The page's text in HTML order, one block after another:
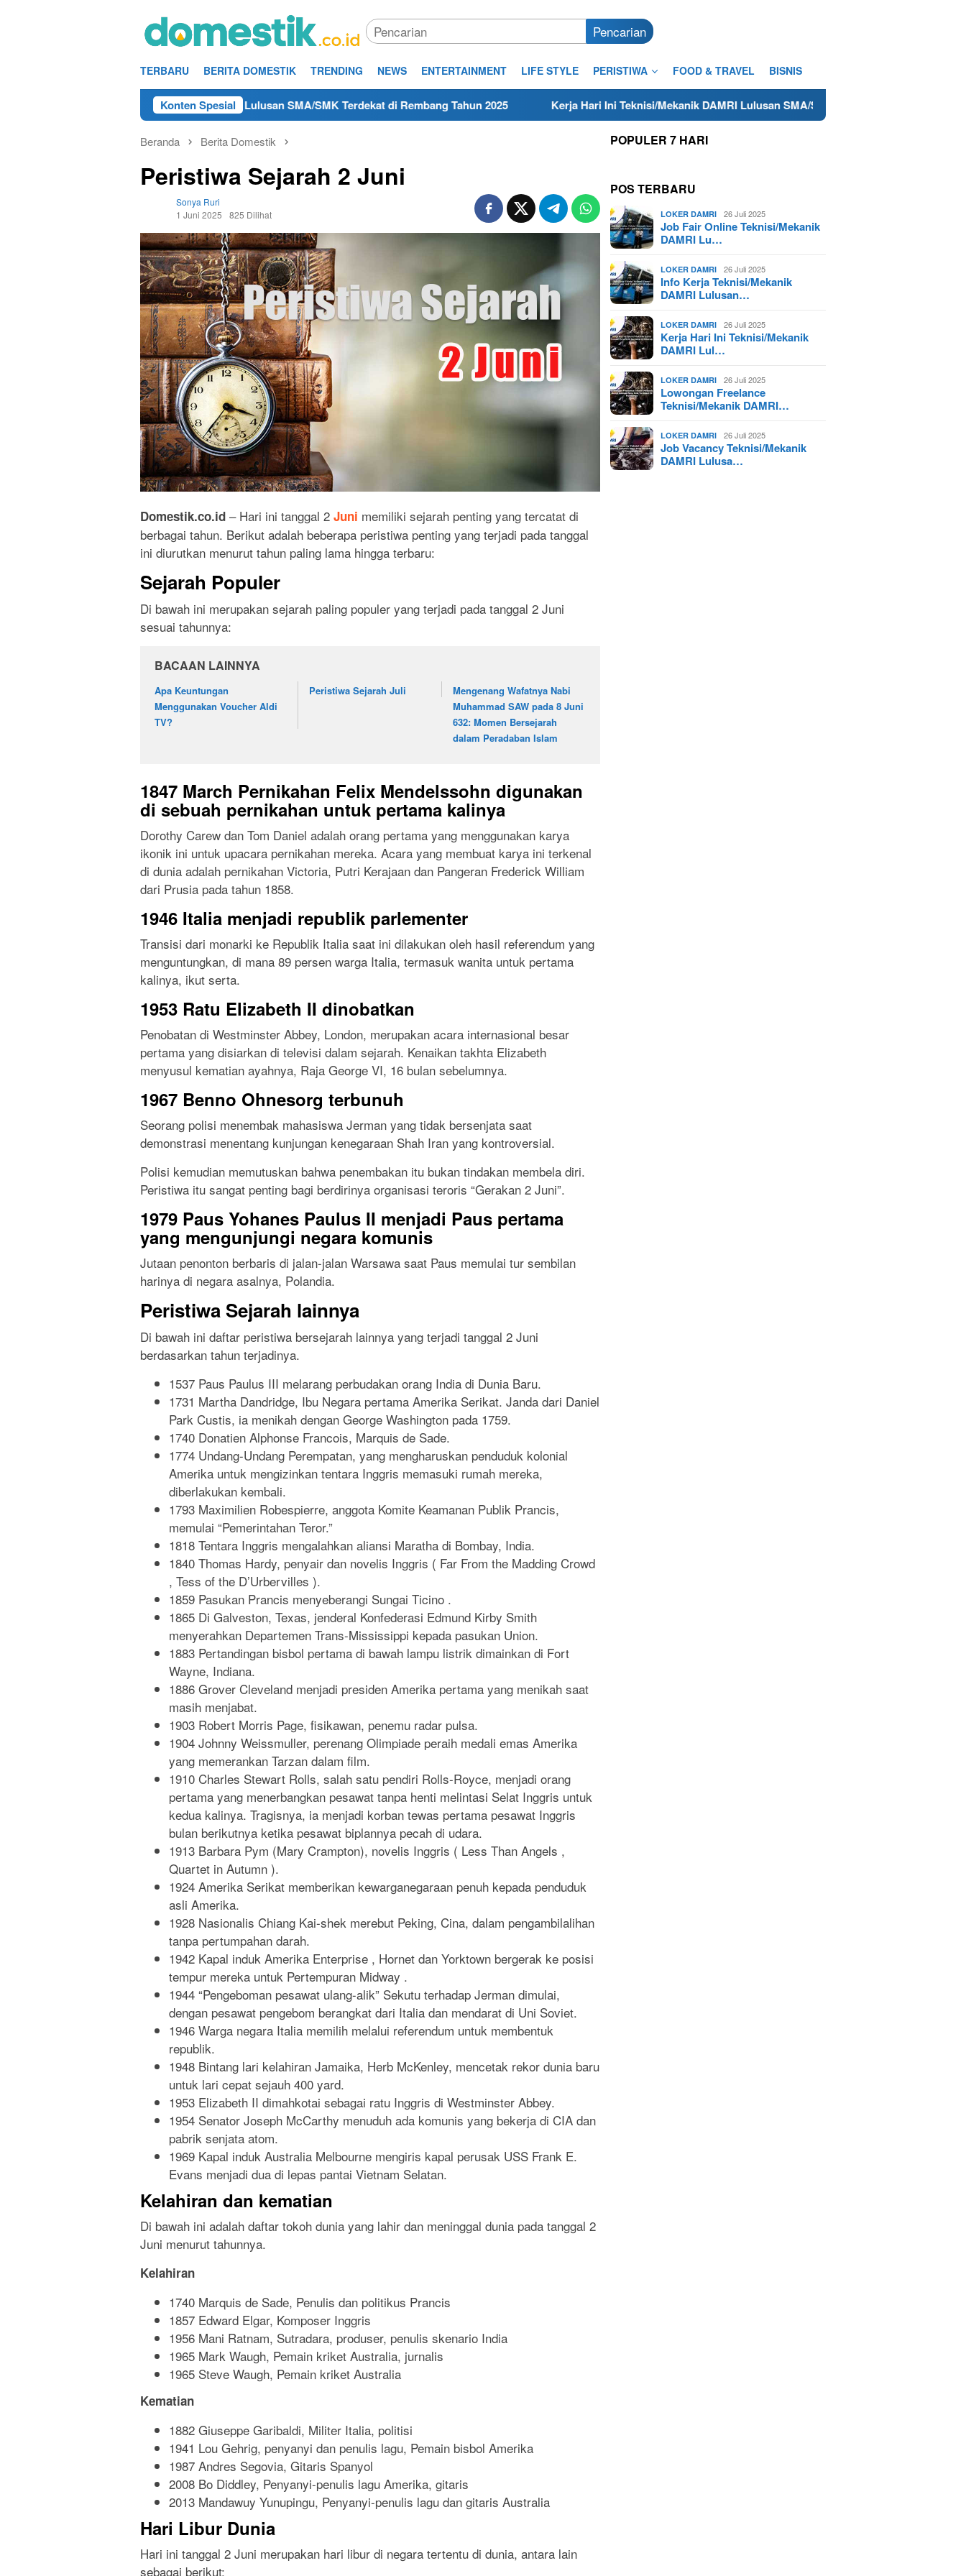
Pencarian
TERBARU BERITA DOMESTIK TRENDING NEWS ENTERTAINMENT LIFE STYLE PERISTIWA FOOD & TRAVEL BISNIS
Konten Spesial
Kerja Teknisi/Mekanik DAMRI Lulusan SMA/SMK Terdekat di Rembang Tahun 2025 Kerja Hari Ini Teknisi/Mekanik DAMRI Lulusan SMA/SMK Terdekat di Cilacap Tahun 2025
Beranda Berita Domestik
Peristiwa Sejarah 2 Juni
Sonya Ruri
1 Juni 2025
825 Dilihat
Domestik.co.id – Hari ini tanggal 2 Juni memiliki sejarah penting yang tercatat di
berbagai tahun. Berikut adalah beberapa peristiwa penting yang terjadi pada tanggal
ini diurutkan menurut tahun paling lama hingga terbaru:
Sejarah Populer
Di bawah ini merupakan sejarah paling populer yang terjadi pada tanggal 2 Juni
sesuai tahunnya:
BACAAN LAINNYA
Apa Keuntungan
Menggunakan Voucher Aldi
TV?
Peristiwa Sejarah Juli
Mengenang Wafatnya Nabi
Muhammad SAW pada 8 Juni
632: Momen Bersejarah
dalam Peradaban Islam
1847 March Pernikahan Felix Mendelssohn digunakan
di sebuah pernikahan untuk pertama kalinya
Dorothy Carew dan Tom Daniel adalah orang pertama yang menggunakan karya
ikonik ini untuk upacara pernikahan mereka. Acara yang membuat karya ini terkenal
di dunia adalah pernikahan Victoria, Putri Kerajaan dan Pangeran Frederick William
dari Prusia pada tahun 1858.
1946 Italia menjadi republik parlementer
Transisi dari monarki ke Republik Italia saat ini dilakukan oleh hasil referendum yang
menguntungkan, di mana 89 persen warga Italia, termasuk wanita untuk pertama
kalinya, ikut serta.
1953 Ratu Elizabeth II dinobatkan
Penobatan di Westminster Abbey, London, merupakan acara internasional besar
pertama yang disiarkan di televisi dalam sejarah. Kenaikan takhta Elizabeth
menyusul kematian ayahnya, Raja George VI, 16 bulan sebelumnya.
1967 Benno Ohnesorg terbunuh
Seorang polisi menembak mahasiswa Jerman yang tidak bersenjata saat
demonstrasi menentang kunjungan kenegaraan Shah Iran yang kontroversial.
Polisi kemudian memutuskan bahwa penembakan itu bukan tindakan membela diri.
Peristiwa itu sangat penting bagi berdirinya organisasi teroris “Gerakan 2 Juni”.
1979 Paus Yohanes Paulus II menjadi Paus pertama
yang mengunjungi negara komunis
Jutaan penonton berbaris di jalan-jalan Warsawa saat Paus memulai tur sembilan
harinya di negara asalnya, Polandia.
Peristiwa Sejarah lainnya
Di bawah ini daftar peristiwa bersejarah lainnya yang terjadi tanggal 2 Juni
berdasarkan tahun terjadinya.
1537 Paus Paulus III melarang perbudakan orang India di Dunia Baru.
1731 Martha Dandridge, Ibu Negara pertama Amerika Serikat. Janda dari Daniel
Park Custis, ia menikah dengan George Washington pada 1759.
1740 Donatien Alphonse Francois, Marquis de Sade.
1774 Undang-Undang Perempatan, yang mengharuskan penduduk kolonial
Amerika untuk mengizinkan tentara Inggris memasuki rumah mereka,
diberlakukan kembali.
1793 Maximilien Robespierre, anggota Komite Keamanan Publik Prancis,
memulai “Pemerintahan Teror.”
1818 Tentara Inggris mengalahkan aliansi Maratha di Bombay, India.
1840 Thomas Hardy, penyair dan novelis Inggris ( Far From the Madding Crowd
, Tess of the D’Urbervilles ).
1859 Pasukan Prancis menyeberangi Sungai Ticino .
1865 Di Galveston, Texas, jenderal Konfederasi Edmund Kirby Smith
menyerahkan Departemen Trans-Mississippi kepada pasukan Union.
1883 Pertandingan bisbol pertama di bawah lampu listrik dimainkan di Fort
Wayne, Indiana.
1886 Grover Cleveland menjadi presiden Amerika pertama yang menikah saat
masih menjabat.
1903 Robert Morris Page, fisikawan, penemu radar pulsa.
1904 Johnny Weissmuller, perenang Olimpiade peraih medali emas Amerika
yang memerankan Tarzan dalam film.
1910 Charles Stewart Rolls, salah satu pendiri Rolls-Royce, menjadi orang
pertama yang menerbangkan pesawat tanpa henti melintasi Selat Inggris untuk
kedua kalinya. Tragisnya, ia menjadi korban tewas pertama pesawat Inggris
bulan berikutnya ketika pesawat biplannya pecah di udara.
1913 Barbara Pym (Mary Crampton), novelis Inggris ( Less Than Angels ,
Quartet in Autumn ).
1924 Amerika Serikat memberikan kewarganegaraan penuh kepada penduduk
asli Amerika.
1928 Nasionalis Chiang Kai-shek merebut Peking, Cina, dalam pengambilalihan
tanpa pertumpahan darah.
1942 Kapal induk Amerika Enterprise , Hornet dan Yorktown bergerak ke posisi
tempur mereka untuk Pertempuran Midway .
1944 “Pengeboman pesawat ulang-alik” Sekutu terhadap Jerman dimulai,
dengan pesawat pengebom berangkat dari Italia dan mendarat di Uni Soviet.
1946 Warga negara Italia memilih melalui referendum untuk membentuk
republik.
1948 Bintang lari kelahiran Jamaika, Herb McKenley, mencetak rekor dunia baru
untuk lari cepat sejauh 400 yard.
1953 Elizabeth II dimahkotai sebagai ratu Inggris di Westminster Abbey.
1954 Senator Joseph McCarthy menuduh ada komunis yang bekerja di CIA dan
pabrik senjata atom.
1969 Kapal induk Australia Melbourne mengiris kapal perusak USS Frank E.
Evans menjadi dua di lepas pantai Vietnam Selatan.
Kelahiran dan kematian
Di bawah ini adalah daftar tokoh dunia yang lahir dan meninggal dunia pada tanggal 2
Juni menurut tahunnya.
Kelahiran
1740 Marquis de Sade, Penulis dan politikus Prancis
1857 Edward Elgar, Komposer Inggris
1956 Mani Ratnam, Sutradara, produser, penulis skenario India
1965 Mark Waugh, Pemain kriket Australia, jurnalis
1965 Steve Waugh, Pemain kriket Australia
Kematian
1882 Giuseppe Garibaldi, Militer Italia, politisi
1941 Lou Gehrig, penyanyi dan penulis lagu, Pemain bisbol Amerika
1987 Andres Segovia, Gitaris Spanyol
2008 Bo Diddley, Penyanyi-penulis lagu Amerika, gitaris
2013 Mandawuy Yunupingu, Penyanyi-penulis lagu dan gitaris Australia
Hari Libur Dunia
Hari ini tanggal 2 Juni merupakan hari libur di negara tertentu di dunia, antara lain
sebagai berikut:
POPULER 7 HARI
POS TERBARU
LOKER DAMRI 26 Juli 2025
Job Fair Online Teknisi/Mekanik
DAMRI Lu…
LOKER DAMRI 26 Juli 2025
Info Kerja Teknisi/Mekanik
DAMRI Lulusan…
LOKER DAMRI 26 Juli 2025
Kerja Hari Ini Teknisi/Mekanik
DAMRI Lul…
LOKER DAMRI 26 Juli 2025
Lowongan Freelance
Teknisi/Mekanik DAMRI…
LOKER DAMRI 26 Juli 2025
Job Vacancy Teknisi/Mekanik
DAMRI Lulusa…